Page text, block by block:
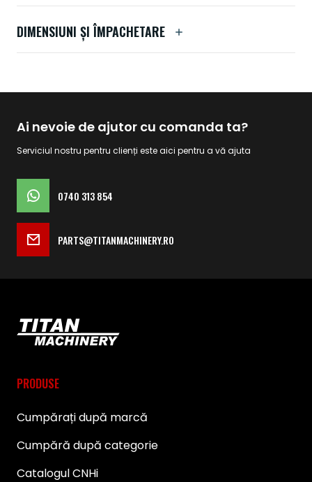
DIMENSIUNI ȘI ÎMPACHETARE
Ai nevoie de ajutor cu comanda ta?
Serviciul nostru pentru clienți este aici pentru a vă ajuta
0740 313 854
PARTS@TITANMACHINERY.RO
PRODUSE
Cumpărați după marcă
Cumpără după categorie
Catalogul CNHi